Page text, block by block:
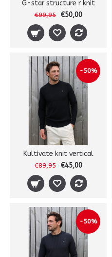
G-star structure r knit
€99,95 €50,00
-50%
Kultivate knit vertical
€89,95 €45,00
-50%